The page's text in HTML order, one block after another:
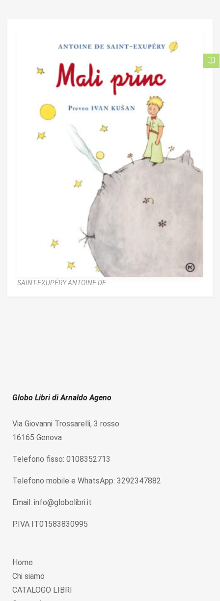
SAINT-EXUPÉRY ANTOINE DE
Globo Libri di Arnaldo Ageno
Via Giovanni Trossarelli, 3 rosso
16165 Genova
Telefono fisso: 0108352713
Telefono mobile e WhatsApp: 3292347882
Email: info@globolibri.it
P.IVA IT01583830995
Home
Chi siamo
CATALOGO LIBRI